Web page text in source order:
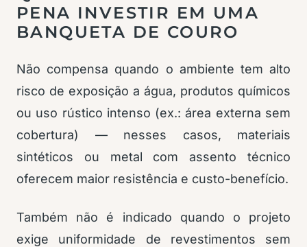
PENA INVESTIR EM UMA
BANQUETA DE COURO
Não compensa quando o ambiente tem alto
risco de exposição a água, produtos químicos
ou uso rústico intenso (ex.: área externa sem
cobertura) — nesses casos, materiais
sintéticos ou metal com assento técnico
oferecem maior resistência e custo-benefício.
Também não é indicado quando o projeto
exige uniformidade de revestimentos sem